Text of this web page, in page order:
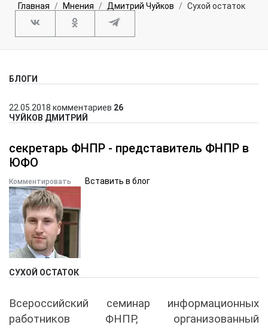
Главная Мнения Дмитрий Чуйков Сухой остаток
БЛОГИ
22.05.2018 комментариев 26
ЧУЙКОВ ДМИТРИЙ
секретарь ФНПР - представитель ФНПР в
ЮФО
Комментировать Вставить в блог
СУХОЙ ОСТАТОК
Всероссийский семинар информационных
работников ФНПР, организованный